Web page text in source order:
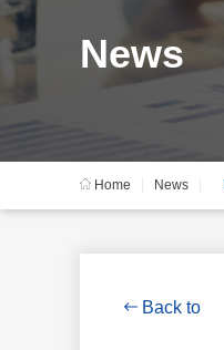
News
Home News
Back to